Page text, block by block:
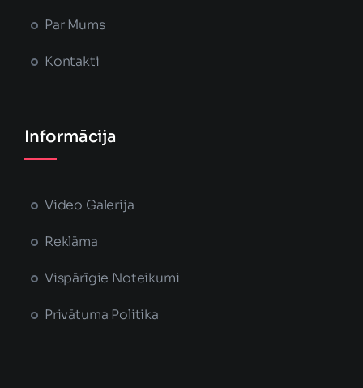
Par Mums
Kontakti
Informācija
Video Galerija
Reklāma
Vispārīgie Noteikumi
Privātuma Politika